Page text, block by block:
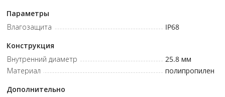
Параметры
Влагозащита
IP68
Конструкция
Внутренний диаметр
25.8 мм
Материал
полипропилен
Дополнительно